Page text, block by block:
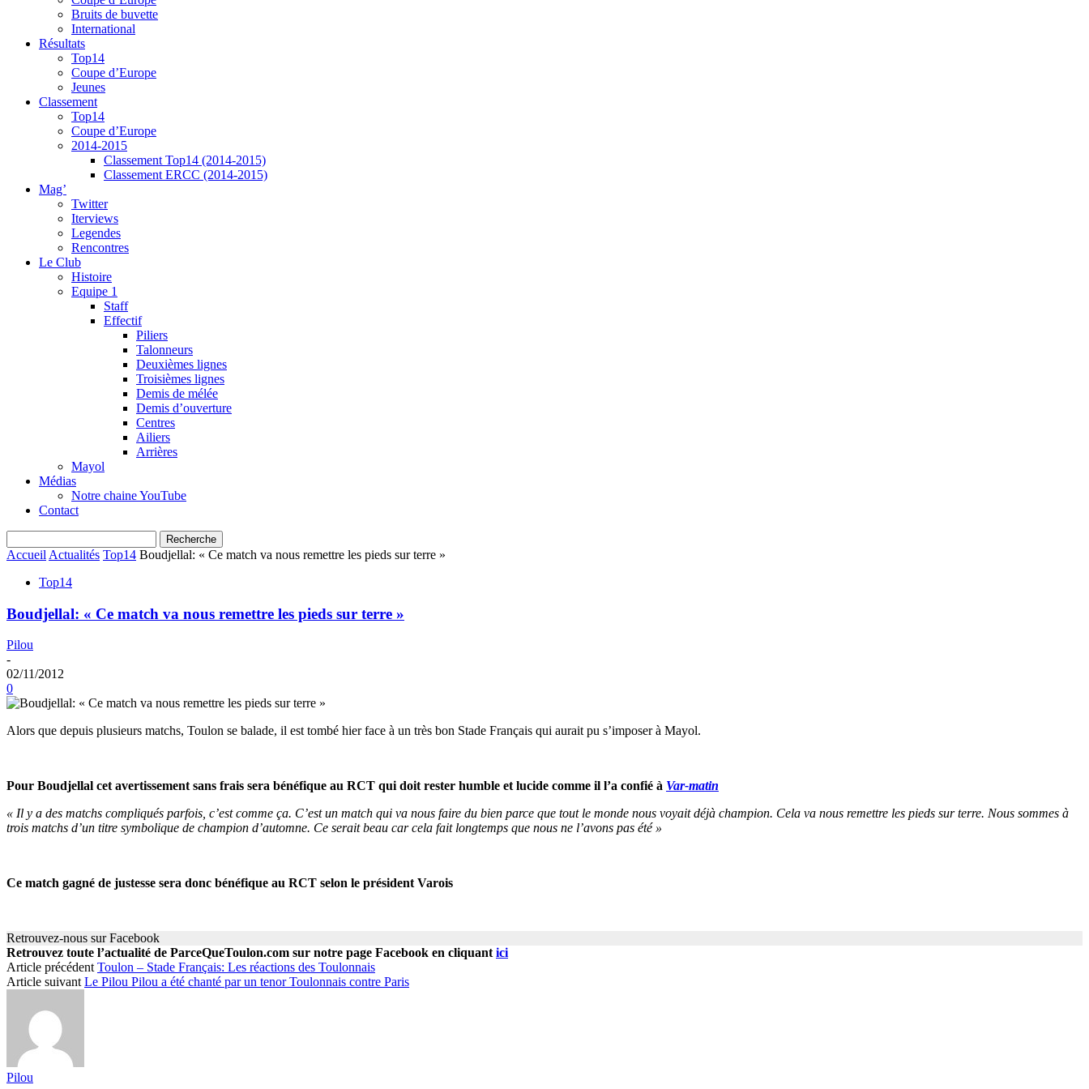
Bruits de buvette
International
Résultats
Top14
Coupe d’Europe
Jeunes
Classement
Top14
Coupe d’Europe
2014-2015
Classement Top14 (2014-2015)
Classement ERCC (2014-2015)
Mag’
Twitter
Iterviews
Legendes
Rencontres
Le Club
Histoire
Equipe 1
Staff
Effectif
Piliers
Talonneurs
Deuxièmes lignes
Troisièmes lignes
Demis de mélée
Demis d’ouverture
Centres
Ailiers
Arrières
Mayol
Médias
Notre chaine YouTube
Contact
Accueil Actualités Top14 Boudjellal: « Ce match va nous remettre les pieds sur terre »
Top14
Boudjellal: « Ce match va nous remettre les pieds sur terre »
Pilou
-
02/11/2012
0
Alors que depuis plusieurs matchs, Toulon se balade, il est tombé hier face à un très bon Stade Français qui aurait pu s’imposer à Mayol.
Pour Boudjellal cet avertissement sans frais sera bénéfique au RCT qui doit rester humble et lucide comme il l’a confié à Var-matin
« Il y a des matchs compliqués parfois, c’est comme ça. C’est un match qui va nous faire du bien parce que tout le monde nous voyait déjà champion. Cela va nous remettre les pieds sur terre. Nous sommes à
trois matchs d’un titre symbolique de champion d’automne. Ce serait beau car cela fait longtemps que nous ne l’avons pas été »
Ce match gagné de justesse sera donc bénéfique au RCT selon le président Varois
Retrouvez-nous sur Facebook
Retrouvez toute l’actualité de ParceQueToulon.com sur notre page Facebook en cliquantici
Article précédent Toulon – Stade Français: Les réactions des Toulonnais
Article suivant Le Pilou Pilou a été chanté par un tenor Toulonnais contre Paris
Pilou